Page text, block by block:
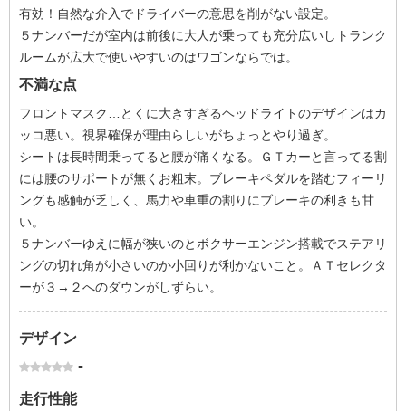
有効！自然な介入でドライバーの意思を削がない設定。
５ナンバーだが室内は前後に大人が乗っても充分広いしトランク
ルームが広大で使いやすいのはワゴンならでは。
不満な点
フロントマスク…とくに大きすぎるヘッドライトのデザインはカ
ッコ悪い。視界確保が理由らしいがちょっとやり過ぎ。
シートは長時間乗ってると腰が痛くなる。ＧＴカーと言ってる割
には腰のサポートが無くお粗末。ブレーキペダルを踏むフィーリ
ングも感触が乏しく、馬力や車重の割りにブレーキの利きも甘
い。
５ナンバーゆえに幅が狭いのとボクサーエンジン搭載でステアリ
ングの切れ角が小さいのか小回りが利かないこと。ＡＴセレクタ
ーが３→２へのダウンがしずらい。
デザイン
-
走行性能